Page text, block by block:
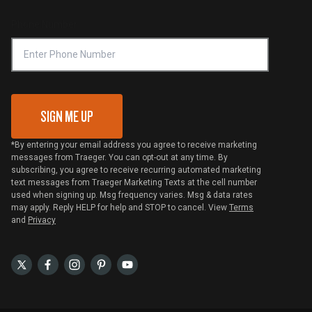
VIP Code Redemption
SIGN ME UP
*By entering your email address you agree to receive marketing
messages from Traeger. You can opt-out at any time. By
subscribing, you agree to receive recurring automated marketing
text messages from Traeger Marketing Texts at the cell number
used when signing up. Msg frequency varies. Msg & data rates
may apply. Reply HELP for help and STOP to cancel. View Terms
and Privacy